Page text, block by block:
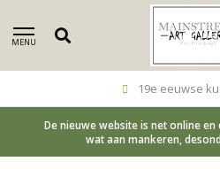
MENU
19e eeuwse
De nieuwe website is net online
wat aan mankeren,